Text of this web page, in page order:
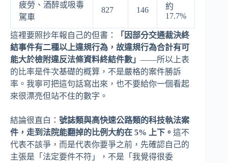
疲勞、酒醉或吸毒
駕車
827 146
約
17.7%
這裡要照抄年報自己的但書：
「因部分交通裁決終
結事件有二種以上違規行為，故違規行為合計有可
能大於檢附違反法條資料終結件數」 ——所以上表
的比率是件次基礎的概算，不是嚴格的案件勝訴
率。我寧可把這句話寫出來，也不要給你一個看起
來很漂亮但站不住的數字。
結論很直白： 號誌類與高快速公路類的科技執法案
件，走到法院能翻掉的比例大約在 5% 上下。 這不
代表不該爭，而是代表你要爭之前，先確認自己的
主張是「法定要件不符」，不是「我覺得很委